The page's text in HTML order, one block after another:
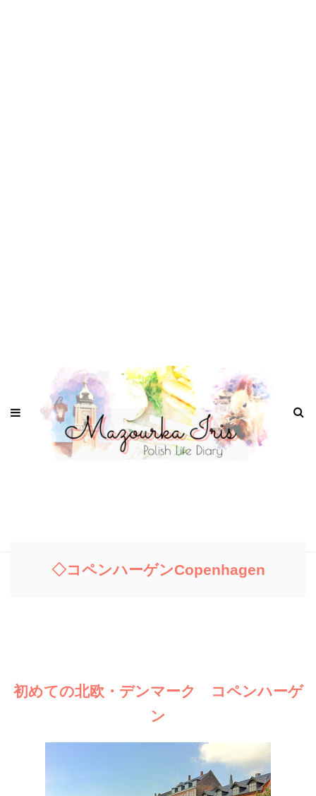
◇コペンハーゲンCopenhagen
初めての北欧・デンマーク コペンハーゲ
ン